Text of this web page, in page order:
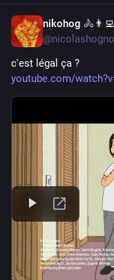
nikohog
c'est légal ça ?
youtube.com/